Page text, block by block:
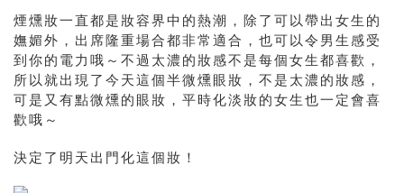
煙燻妝一直都是妝容界中的熱潮，除了可以帶出女生的
嫵媚外，出席隆重場合都非常適合，也可以令男生感受
到你的電力哦～不過太濃的妝感不是每個女生都喜歡，
所以就出現了今天這個半微燻眼妝，不是太濃的妝感，
可是又有點微燻的眼妝，平時化淡妝的女生也一定會喜
歡哦～
決定了明天出門化這個妝！